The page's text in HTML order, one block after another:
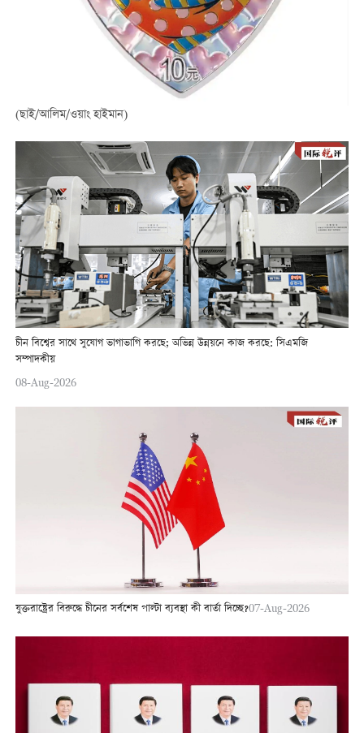
(ছাই/আলিম/ওয়াং হাইমান)
চীন বিশ্বের সাথে সুযোগ ভাগাভাগি করছে; অভিন্ন উন্নয়নে কাজ করছে: সিএমজি
সম্পাদকীয়
08-Aug-2026
যুক্তরাষ্ট্রের বিরুদ্ধে চীনের সর্বশেষ পাল্টা ব্যবস্থা কী বার্তা দিচ্ছে?07-Aug-2026